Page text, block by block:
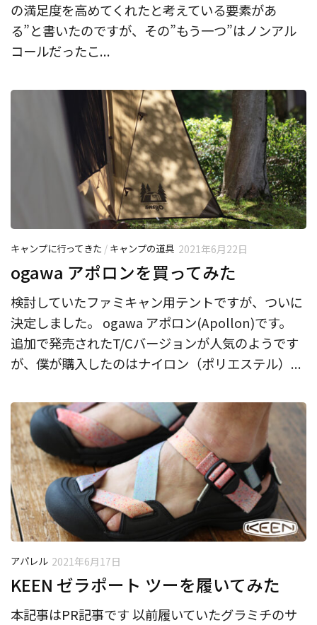
の満足度を高めてくれたと考えている要素があ
る”と書いたのですが、その”もう一つ”はノンアル
コールだったこ...
キャンプに行ってきた / キャンプの道具 2021年6月22日
ogawa アポロンを買ってみた
検討していたファミキャン用テントですが、ついに
決定しました。 ogawa アポロン(Apollon)です。
追加で発売されたT/Cバージョンが人気のようです
が、僕が購入したのはナイロン（ポリエステル）...
アパレル 2021年6月17日
KEEN ゼラポート ツーを履いてみた
本記事はPR記事です 以前履いていたグラミチのサ